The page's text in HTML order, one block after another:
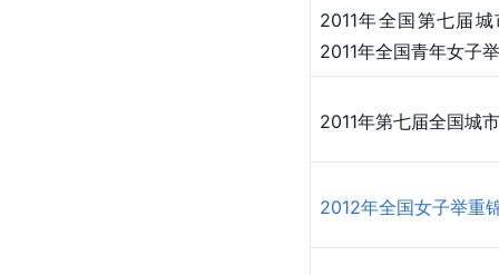
2011年全国第七届
2011年全国青年女子
2011年第七届全国城
2012年全国女子举重